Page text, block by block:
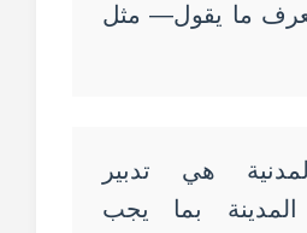
يعرف ما يقول— مثل
هي تدبير
المدينة بما يجب